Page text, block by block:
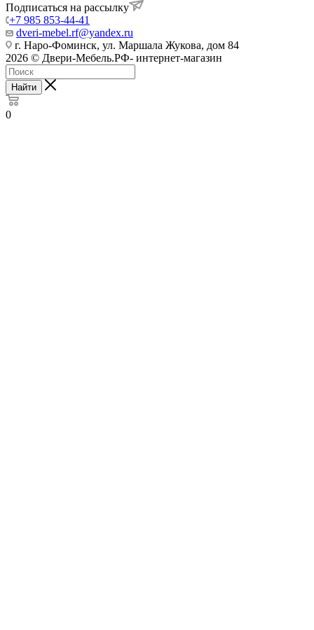
Подписаться на рассылку
+7 985 853-44-41
dveri-mebel.rf@yandex.ru
г. Наро-Фоминск, ул. Маршала Жукова, дом 84
2026 © Двери-Мебель.РФ- интернет-магазин
Найти
0